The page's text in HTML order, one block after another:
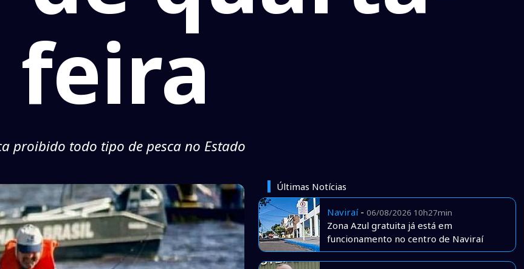
feira
proibido todo tipo de pesca no Estado
Últimas Notícias
Naviraí- 06/08/2026 10h27min
Zona Azul gratuita já está em
funcionamento no centro de Naviraí